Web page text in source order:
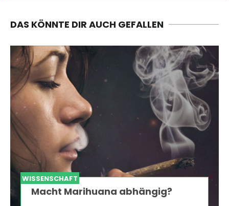
DAS KÖNNTE DIR AUCH GEFALLEN
WISSENSCHAFT
Macht Marihuana abhängig?